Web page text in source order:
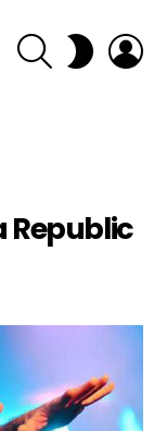
SEARCH SWITCH
SKIN
Republic